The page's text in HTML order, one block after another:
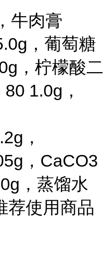
牛肉膏
，葡萄糖
，柠檬酸二
1.0g，
，
，CaCO3
，蒸馏水
荐使用商品